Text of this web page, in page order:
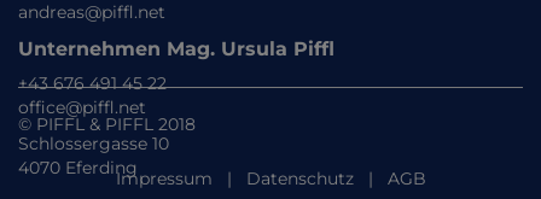
andreas@piffl.net
Unternehmen Mag. Ursula Piffl
+43 676 491 45 22
office@piffl.net
Schlossergasse 10
4070 Eferding
© PIFFL & PIFFL 2018
Impressum | Datenschutz | AGB